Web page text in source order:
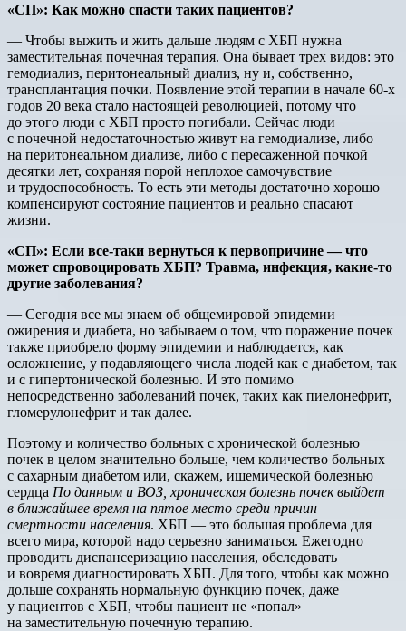
«СП»: Как можно спасти таких пациентов?
— Чтобы выжить и жить дальше людям с ХБП нужна
заместительная почечная терапия. Она бывает трех видов: это
гемодиализ, перитонеальный диализ, ну и, собственно,
трансплантация почки. Появление этой терапии в начале 60-х
годов 20 века стало настоящей революцией, потому что
до этого люди с ХБП просто погибали. Сейчас люди
с почечной недостаточностью живут на гемодиализе, либо
на перитонеальном диализе, либо с пересаженной почкой
десятки лет, сохраняя порой неплохое самочувствие
и трудоспособность. То есть эти методы достаточно хорошо
компенсируют состояние пациентов и реально спасают
жизни.
«СП»: Если все-таки вернуться к первопричине — что
может спровоцировать ХБП? Травма, инфекция, какие-то
другие заболевания?
— Сегодня все мы знаем об общемировой эпидемии
ожирения и диабета, но забываем о том, что поражение почек
также приобрело форму эпидемии и наблюдается, как
осложнение, у подавляющего числа людей как с диабетом, так
и с гипертонической болезнью. И это помимо
непосредственно заболеваний почек, таких как пиелонефрит,
гломерулонефрит и так далее.
Поэтому и количество больных с хронической болезнью
почек в целом значительно больше, чем количество больных
с сахарным диабетом или, скажем, ишемической болезнью
сердца По данным и ВОЗ, хроническая болезнь почек выйдет
в ближайшее время на пятое место среди причин
смертности населения. ХБП — это большая проблема для
всего мира, которой надо серьезно заниматься. Ежегодно
проводить диспансеризацию населения, обследовать
и вовремя диагностировать ХБП. Для того, чтобы как можно
дольше сохранять нормальную функцию почек, даже
у пациентов с ХБП, чтобы пациент не «попал»
на заместительную почечную терапию.